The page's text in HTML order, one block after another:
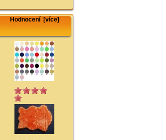
Hodnocení [více]